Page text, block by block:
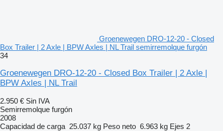
Groenewegen DRO-12-20 - Closed
Box Trailer | 2 Axle | BPW Axles | NL Trail semirremolque furgón
34
Groenewegen DRO-12-20 - Closed Box Trailer | 2 Axle |
BPW Axles | NL Trail
2.950 € Sin IVA
Semirremolque furgón
2008
Capacidad de carga 25.037 kg Peso neto 6.963 kg Ejes 2